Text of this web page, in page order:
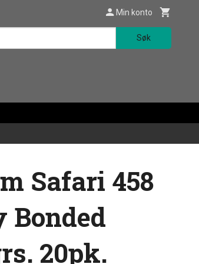
Min konto
Søk
Safari 458
Bonded
20pk.